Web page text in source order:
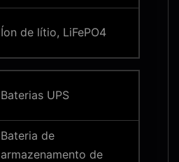
Íon de lítio, LiFePO4
Baterias UPS
Bateria de
armazenamento de